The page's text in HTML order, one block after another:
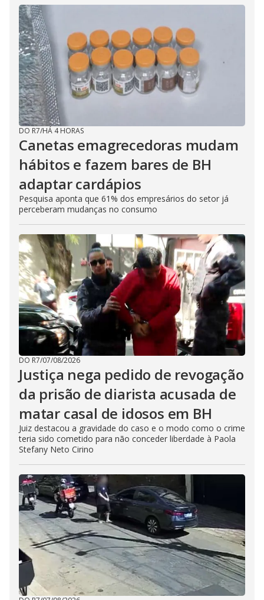
DO R7/HÁ 4 HORAS
Canetas emagrecedoras mudam
hábitos e fazem bares de BH
adaptar cardápios
Pesquisa aponta que 61% dos empresários do setor já
perceberam mudanças no consumo
DO R7/07/08/2026
Justiça nega pedido de revogação
da prisão de diarista acusada de
matar casal de idosos em BH
Juiz destacou a gravidade do caso e o modo como o crime
teria sido cometido para não conceder liberdade à Paola
Stefany Neto Cirino